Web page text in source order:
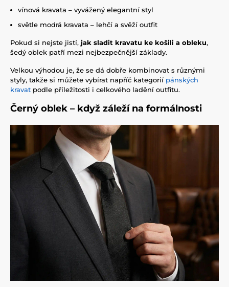
vínová kravata – vyvážený elegantní styl
světle modrá kravata – lehčí a svěží outfit
Pokud si nejste jistí, jak sladit kravatu ke košili a obleku,
šedý oblek patří mezi nejbezpečnější základy.
Velkou výhodou je, že se dá dobře kombinovat s různými
styly, takže si můžete vybírat napříč kategorií pánských
kravat podle příležitosti i celkového ladění outfitu.
Černý oblek – když záleží na formálnosti